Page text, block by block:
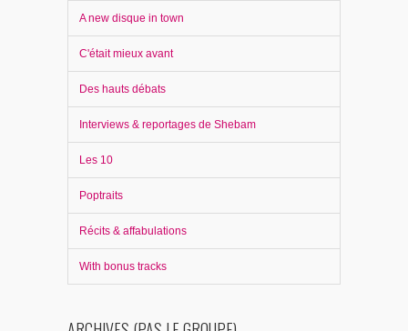
A new disque in town
C'était mieux avant
Des hauts débats
Interviews & reportages de Shebam
Les 10
Poptraits
Récits & affabulations
With bonus tracks